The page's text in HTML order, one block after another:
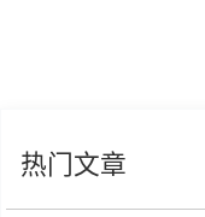
热门文章